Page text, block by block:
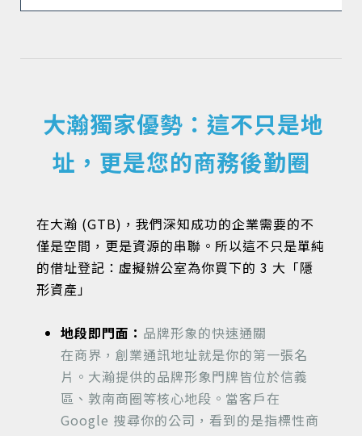
大瀚獨家優勢：這不只是地
址，更是您的商務後勤圈
在大瀚 (GTB)，我們深知成功的企業需要的不
僅是空間，更是資源的串聯。所以這不只是單純
的借址登記：虛擬辦公室為你買下的 3 大「隱
形資產」
地段即門面： 品牌形象的快速通關
在商界，創業通訊地址就是你的第一張名
片。大瀚提供的品牌形象門牌皆位於信義
區、敦南商圈等核心地段。當客戶在
Google 搜尋你的公司，看到的是指標性商